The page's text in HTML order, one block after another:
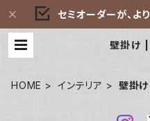
セミオーダーが、よ
壁掛け
HOME インテリア 壁掛け